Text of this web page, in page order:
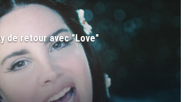
de retour avec "Love"